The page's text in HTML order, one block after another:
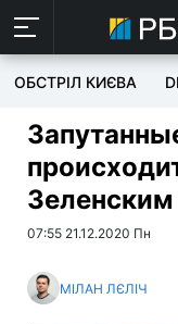
ОБСТРІЛ КИЄВА
07:55 21.12.2020 Пн
МІЛАН ЛЄЛІЧ